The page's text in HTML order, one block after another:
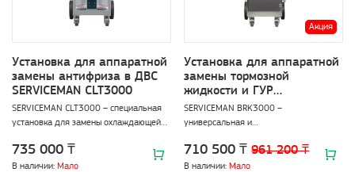
Установка для аппаратной
замены антифриза в ДВС
SERVICEMAN CLT3000
SERVICEMAN CLT3000 – специальная
установка для замены охлаждающей
заменить антифриз на заглушенном
двигателе путем вытеснения и
735 000 ₸
В наличии: Мало
Акция
Установка для аппаратной
замены тормозной
жидкости и ГУР
SERVICEMAN BRK3000
SERVICEMAN BRK3000 –
универсальная и
замены тормозных жидкостей и
гидравлических сцеплений. Установка
710 500 ₸961 200 ₸
В наличии: Мало